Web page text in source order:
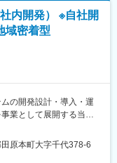
ィングを展開
ォーバル」のグループ
企業
上のメンバーも多数
上通勤圏内で就業場所
勤することが可能な範
々の交通状況等に照ら
環境です。
内開発） ※自社開
域密着型
の開発設計・導入・運
業として展開する当社
！～
原本町大字千代378-6